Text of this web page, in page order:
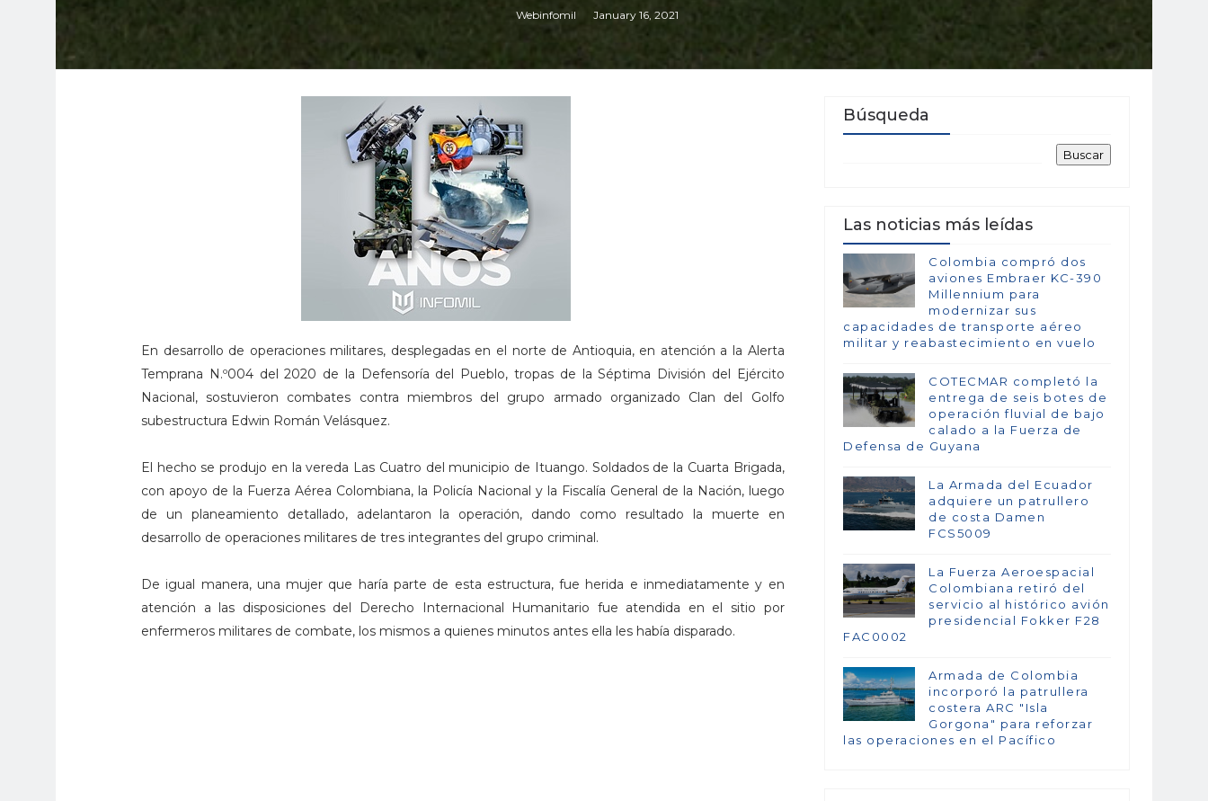
Webinfomil January 16, 2021
En desarrollo de operaciones militares, desplegadas en el norte de Antioquia, en atención a la Alerta
Temprana N.º004 del 2020 de la Defensoría del Pueblo, tropas de la Séptima División del Ejército
Nacional, sostuvieron combates contra miembros del grupo armado organizado Clan del Golfo
subestructura Edwin Román Velásquez.
El hecho se produjo en la vereda Las Cuatro del municipio de Ituango. Soldados de la Cuarta Brigada,
con apoyo de la Fuerza Aérea Colombiana, la Policía Nacional y la Fiscalía General de la Nación, luego
de un planeamiento detallado, adelantaron la operación, dando como resultado la muerte en
desarrollo de operaciones militares de tres integrantes del grupo criminal.
De igual manera, una mujer que haría parte de esta estructura, fue herida e inmediatamente y en
atención a las disposiciones del Derecho Internacional Humanitario fue atendida en el sitio por
enfermeros militares de combate, los mismos a quienes minutos antes ella les había disparado.
Búsqueda
Las noticias más leídas
Colombia compró dos
aviones Embraer KC-390
Millennium para
modernizar sus
capacidades de transporte aéreo
militar y reabastecimiento en vuelo
COTECMAR completó la
entrega de seis botes de
operación fluvial de bajo
calado a la Fuerza de
Defensa de Guyana
La Armada del Ecuador
adquiere un patrullero
de costa Damen
FCS5009
La Fuerza Aeroespacial
Colombiana retiró del
servicio al histórico avión
presidencial Fokker F28
FAC0002
Armada de Colombia
incorporó la patrullera
costera ARC "Isla
Gorgona" para reforzar
las operaciones en el Pacífico